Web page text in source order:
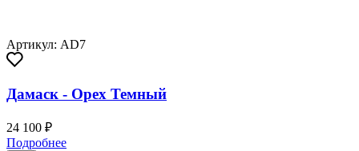
Артикул: AD7
Дамаск - Орех Темный
24 100 ₽
Подробнее